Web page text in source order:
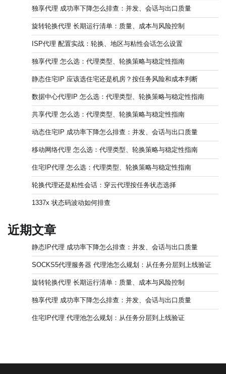
独享代理 成功率下降怎么排查：并发、会话与出口质量
旋转轮换代理 长期运行清单：质量、成本与风险控制
ISP代理 配置实战：轮换、地区与粘性会话怎么设置
独享代理 怎么选：代理类型、轮换策略与稳定性指南
静态住宅IP 应该选住宅还是机房？按任务风险和成本判断
数据中心代理IP 怎么选：代理类型、轮换策略与稳定性指南
共享代理 怎么选：代理类型、轮换策略与稳定性指南
动态住宅IP 成功率下降怎么排查：并发、会话与出口质量
移动网络代理 怎么选：代理类型、轮换策略与稳定性指南
住宅IP代理 怎么选：代理类型、轮换策略与稳定性指南
轮换代理还是粘性会话：穿云代理按任务状态选择
1337x 状态码波动如何排查
近期文章
静态IP代理 成功率下降怎么排查：并发、会话与出口质量
SOCKS5代理服务器 代理池怎么规划：从任务分层到上线验证
旋转轮换代理 长期运行清单：质量、成本与风险控制
独享代理 成功率下降怎么排查：并发、会话与出口质量
住宅IP代理 代理池怎么规划：从任务分层到上线验证